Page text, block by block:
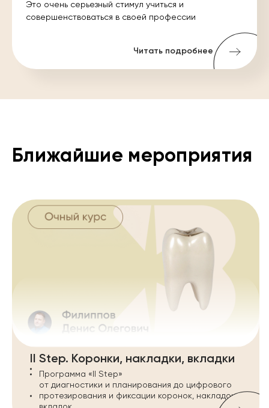
Это очень серьезный стимул учиться и
совершенствоваться в своей профессии
Читать подробнее
Ближайшие мероприятия
II Step. Коронки, накладки, вкладки
Программа «II Step»
от диагностики и планирования до цифрового
протезирования и фиксации коронок, накладок и